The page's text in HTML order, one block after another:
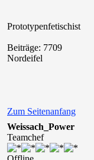
Prototypenfetischist
Beiträge: 7709
Nordeifel
Zum Seitenanfang
Weissach_Power
Teamchef